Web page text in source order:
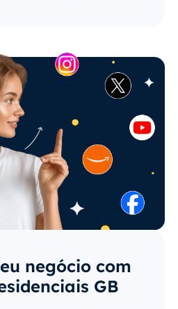
negócio com
GB